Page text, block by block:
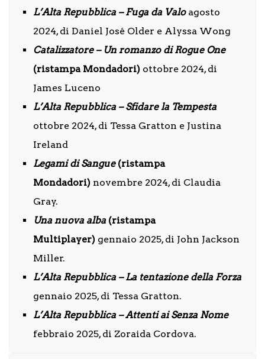
L’Alta Repubblica – Fuga da Valoagosto
2024, di Daniel José Older e Alyssa Wong
Catalizzatore – Un romanzo di Rogue One
(ristampa Mondadori) ottobre 2024, di
James Luceno
L’Alta Repubblica – Sfidare la Tempesta
ottobre 2024, di Tessa Gratton e Justina
Ireland
Legami di Sangue (ristampa
Mondadori) novembre 2024, di Claudia
Gray.
Una nuova alba (ristampa
Multiplayer) gennaio 2025, di John Jackson
Miller.
L’Alta Repubblica – La tentazione della Forza
gennaio 2025, di Tessa Gratton.
L’Alta Repubblica – Attenti ai Senza Nome
febbraio 2025, di Zoraida Cordova.